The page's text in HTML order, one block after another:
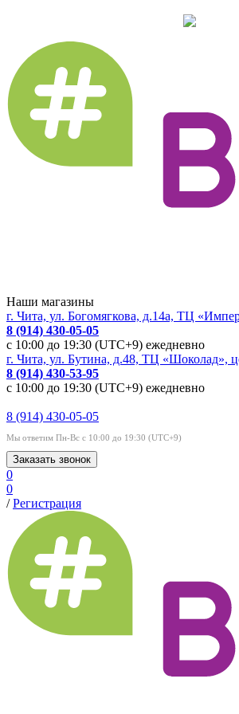
Наши магазины
г. Чита, ул. Богомягкова, д.14а, ТЦ
8 (914) 430-05-05
с 10:00 до 19:30 (UTC+9) ежедневно
г. Чита, ул. Бутина, д.48, ТЦ «Шоколад»,
8 (914) 430-53-95
с 10:00 до 19:30 (UTC+9) ежедневно
8 (914) 430-05-05
Мы ответим Пн-Вс с 10:00 до 19:30 (UTC+9)
Заказать звонок
0
0
/ Регистрация